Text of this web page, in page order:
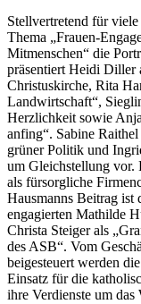
Stellvertretend für
Thema „Frauen-
Mitmenschen“ die
präsentiert Heidi Diller
Christuskirche, Rita
Landwirtschaft“,
Herzlichkeit sowie
anfing“. Sabine
grüner Politik und
um Gleichstellung vor.
als fürsorgliche
Hausmanns Beitrag ist
engagierten Mathilde
Christa Steiger als
des ASB“. Vom
beigesteuert werden
Einsatz für die
ihre Verdienste um